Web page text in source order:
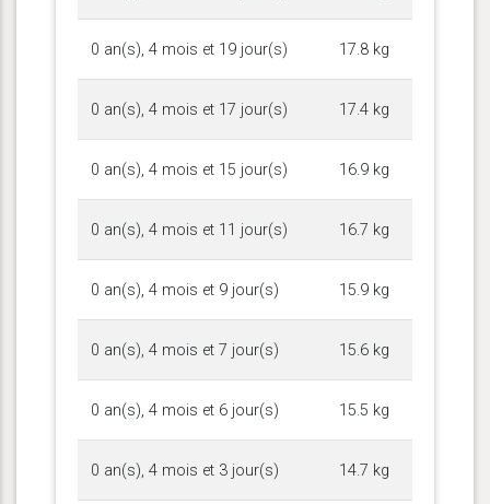
0 an(s), 4 mois et 19 jour(s) 17.8 kg
0 an(s), 4 mois et 17 jour(s) 17.4 kg
0 an(s), 4 mois et 15 jour(s) 16.9 kg
0 an(s), 4 mois et 11 jour(s) 16.7 kg
0 an(s), 4 mois et 9 jour(s) 15.9 kg
0 an(s), 4 mois et 7 jour(s) 15.6 kg
0 an(s), 4 mois et 6 jour(s) 15.5 kg
0 an(s), 4 mois et 3 jour(s) 14.7 kg